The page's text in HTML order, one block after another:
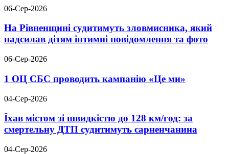
06-Сер-2026
На Рівненщині судитимуть зловмисника, який
надсилав дітям інтимні повідомлення та фото
06-Сер-2026
1 ОЦ СБС проводить кампанію «Це ми»
04-Сер-2026
Їхав містом зі швидкістю до 128 км/год: за
смертельну ДТП судитимуть сарненчанина
04-Сер-2026